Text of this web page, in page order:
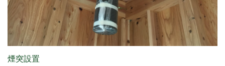
煙突設置